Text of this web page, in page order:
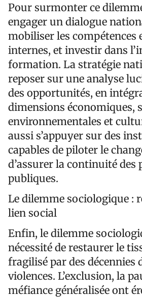
Pour surmonter ce
engager un dialogue
mobiliser les compétences
internes, et investir dans
formation. La stratégie
reposer sur une analyse
des opportunités, en
dimensions économiques,
environnementales et
aussi s’appuyer sur des
capables de piloter le
d’assurer la continuité des
publiques.
Le dilemme sociologique :
lien social
Enfin, le dilemme
nécessité de restaurer le
fragilisé par des décennies
violences. L’exclusion, la
méfiance généralisée ont